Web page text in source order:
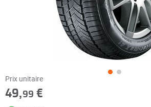
Prix unitaire
49,99 €